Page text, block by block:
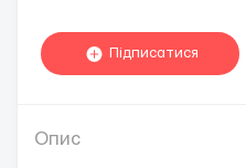
Підписатися
Опис